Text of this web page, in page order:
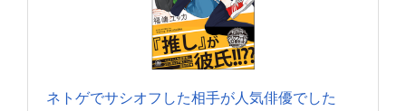
ネトゲでサシオフした相手が人気俳優でした